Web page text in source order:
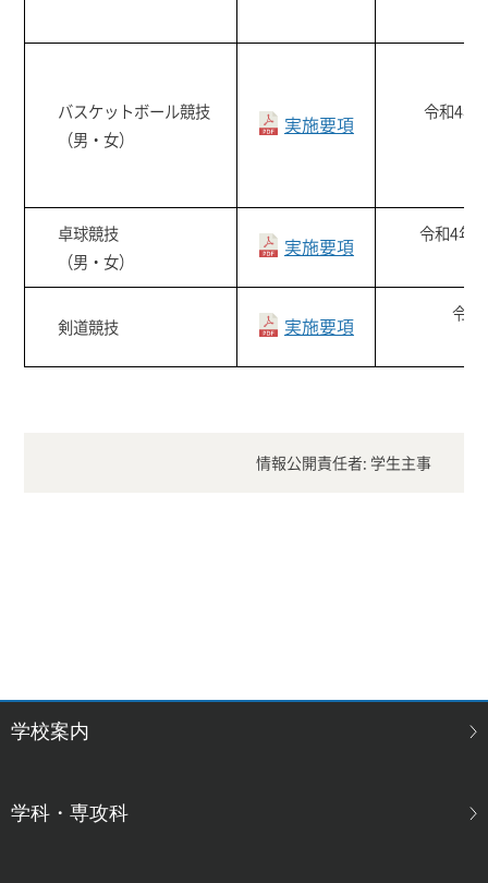
バスケットボール競技
（男・女）
実施要項 令和4年
卓球競技
（男・女）
実施要項 令和4年
剣道競技 実施要項 令和
情報公開責任者: 学生主事
学校案内
学科・専攻科